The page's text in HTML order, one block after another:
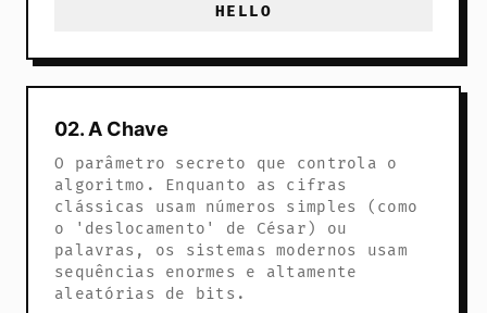
HELLO
02. A Chave
O parâmetro secreto que controla o
algoritmo. Enquanto as cifras
clássicas usam números simples (como
o 'deslocamento' de César) ou
palavras, os sistemas modernos usam
sequências enormes e altamente
aleatórias de bits.